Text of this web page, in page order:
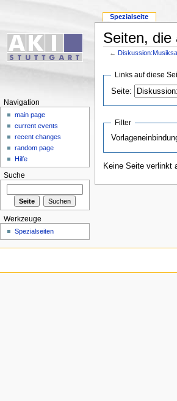
Seiten, die
←
Links auf diese
Seite:
Filter
Keine Seite verlinkt
Spezialseite
Navigation
main page
current events
recent changes
random page
Hilfe
Suche
Werkzeuge
Spezialseiten